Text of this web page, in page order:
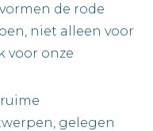
de rode
niet alleen voor
voor onze
gelegen